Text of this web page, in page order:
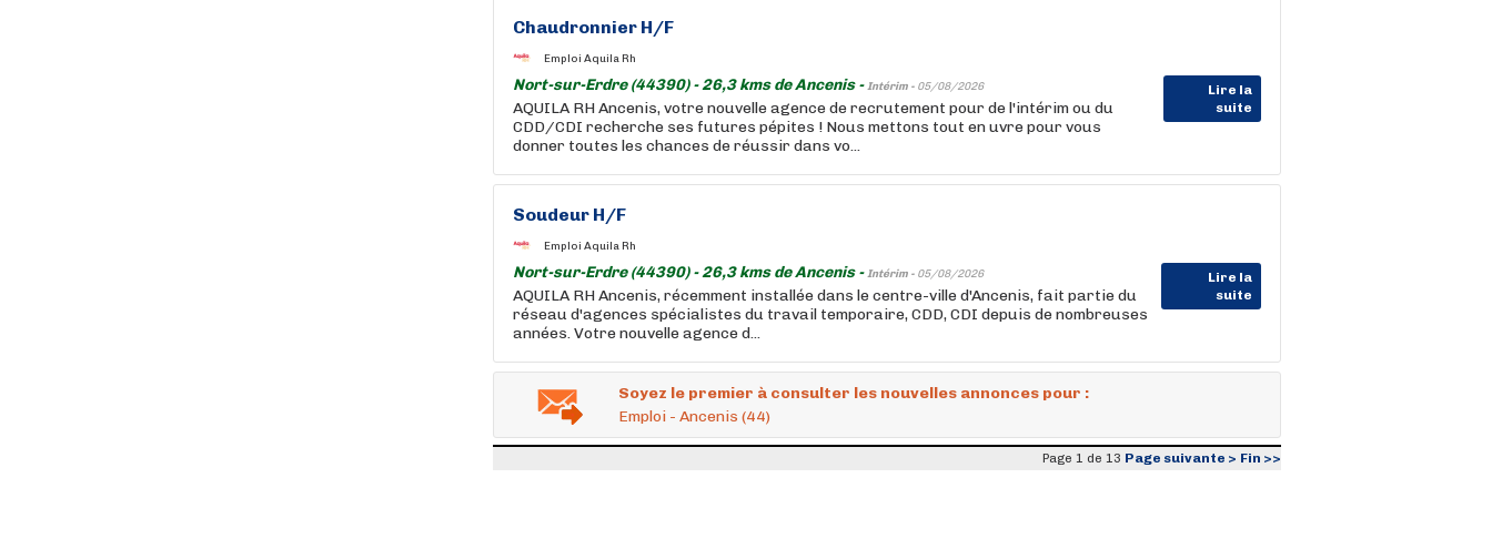
Chaudronnier H/F
Emploi Aquila Rh
Nort-sur-Erdre (44390) - 26,3 kms de Ancenis -Intérim - 05/08/2026
Lire la
suite
AQUILA RH Ancenis, votre nouvelle agence de recrutement pour de l'intérim ou du
CDD/CDI recherche ses futures pépites ! Nous mettons tout en uvre pour vous
donner toutes les chances de réussir dans vo...
Soudeur H/F
Emploi Aquila Rh
Nort-sur-Erdre (44390) - 26,3 kms de Ancenis -Intérim - 05/08/2026
Lire la
suite
AQUILA RH Ancenis, récemment installée dans le centre-ville d'Ancenis, fait partie du
réseau d'agences spécialistes du travail temporaire, CDD, CDI depuis de nombreuses
années. Votre nouvelle agence d...
Soyez le premier à consulter les nouvelles annonces pour :
Emploi - Ancenis (44)
Page 1 de 13 Page suivante > Fin >>